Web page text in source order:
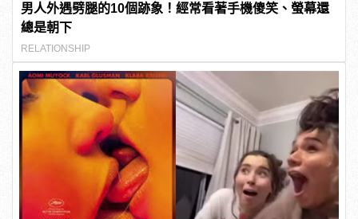
男人外遇劈腿的10個跡象！經常看著手機傻笑、螢幕還
總是朝下
RELATIONSHIP